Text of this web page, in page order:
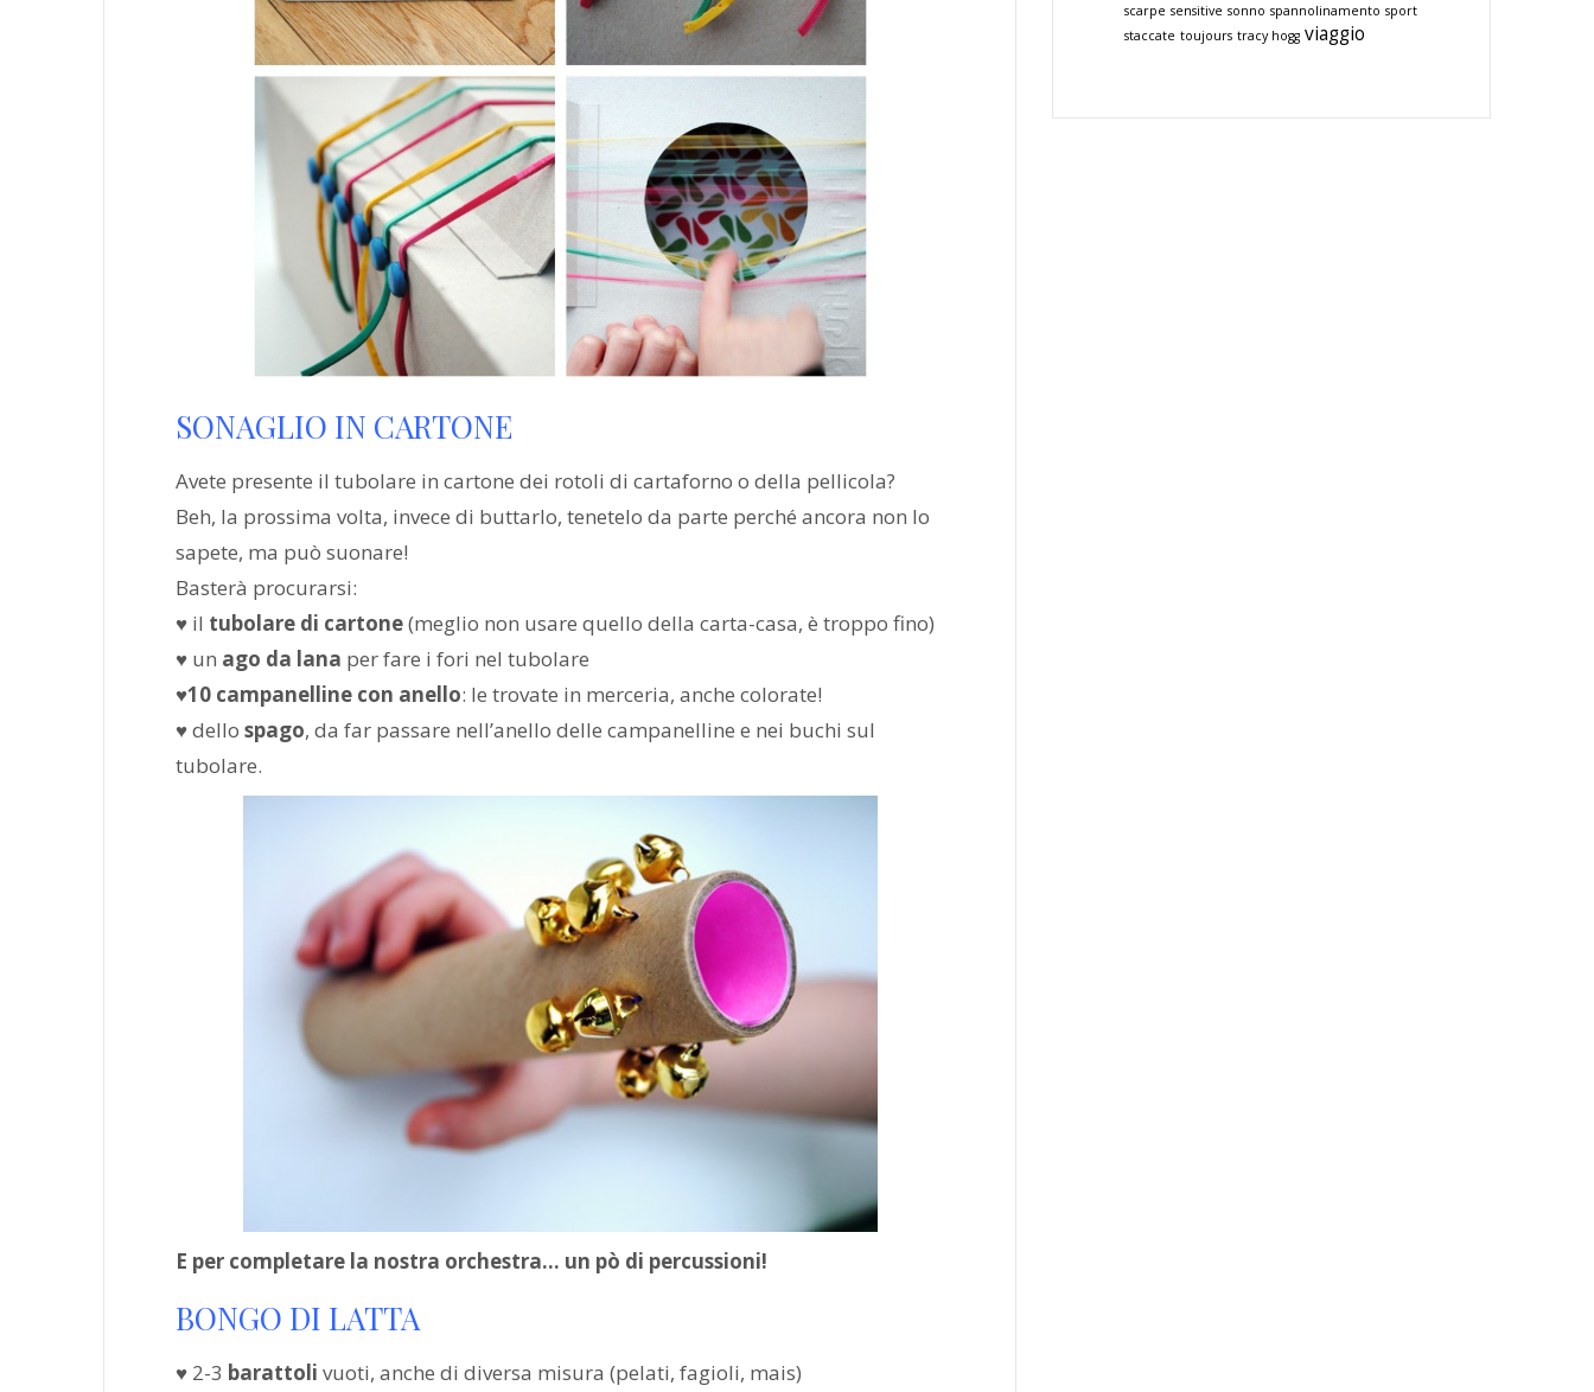
SONAGLIO IN CARTONE
Avete presente il tubolare in cartone dei rotoli di cartaforno o della pellicola?
Beh, la prossima volta, invece di buttarlo, tenetelo da parte perché ancora non lo
sapete, ma può suonare!
Basterà procurarsi:
♥ il tubolare di cartone(meglio non usare quello della carta-casa, è troppo fino)
♥ un ago da lana per fare i fori nel tubolare
♥10 campanelline con anello: le trovate in merceria, anche colorate!
♥ dello spago, da far passare nell’anello delle campanelline e nei buchi sul
tubolare.
E per completare la nostra orchestra… un pò di percussioni!
BONGO DI LATTA
♥ 2-3 barattoli vuoti, anche di diversa misura (pelati, fagioli, mais)
scarpe sensitive sonno spannolinamento sport
staccate toujours tracy hogg viaggio